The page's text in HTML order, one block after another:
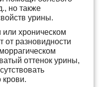
но также
урины.
или хроническом
от разновидности
оттенок урины,
крови.